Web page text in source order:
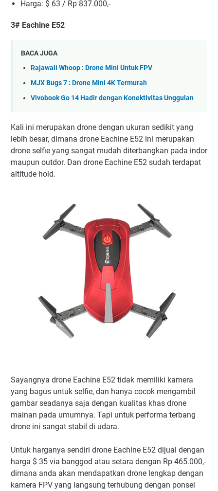
Harga: $ 63 / Rp 837.000,-
3# Eachine E52
BACA JUGA
Rajawali Whoop : Drone Mini Untuk FPV
MJX Bugs 7 : Drone Mini 4K Termurah
Vivobook Go 14 Hadir dengan Konektivitas Unggulan
Kali ini merupakan drone dengan ukuran sedikit yang
lebih besar, dimana drone Eachine E52 ini merupakan
drone selfie yang sangat mudah diterbangkan pada indor
maupun outdor. Dan drone Eachine E52 sudah terdapat
altitude hold.
Sayangnya drone Eachine E52 tidak memiliki kamera
yang bagus untuk selfie, dan hanya cocok mengambil
gambar seadanya saja dengan kualitas khas drone
mainan pada umumnya. Tapi untuk performa terbang
drone ini sangat stabil di udara.
Untuk harganya sendiri drone Eachine E52 dijual dengan
harga $ 35 via banggod atau setara dengan Rp 465.000,-
dimana anda akan mendapatkan drone lengkap dengan
kamera FPV yang langsung terhubung dengan ponsel